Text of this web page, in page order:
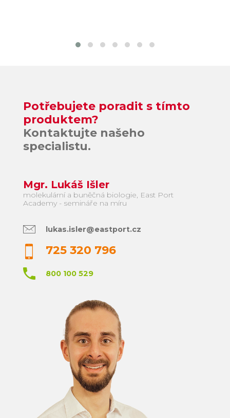
Potřebujete poradit s tímto
produktem?
Kontaktujte našeho
specialistu.
Mgr. Lukáš Išler
molekulární a buněčná biologie, East Port
Academy - semináře na míru
lukas.isler@eastport.cz
725 320 796
800 100 529